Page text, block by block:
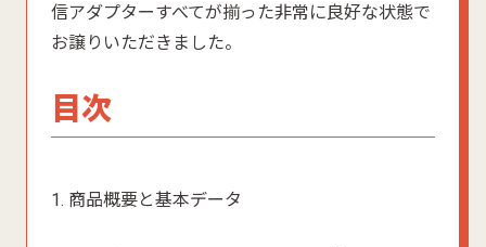
信アダプターすべてが揃った非常に良好な状態で
お譲りいただきました。
目次
1. 商品概要と基本データ